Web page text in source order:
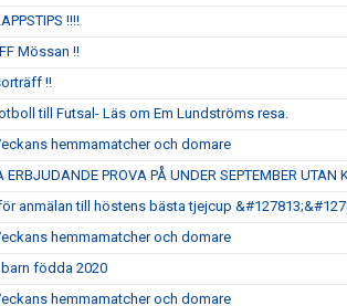
!!!!
Mössan !!
!!
till Futsal- Läs om Em Lundströms resa.
hemmamatcher och domare
ERBJUDANDE PROVA PÅ UNDER SEPTEMBER UTAN
anmälan till höstens bästa tjejcup
hemmamatcher och domare
barn födda 2020
hemmamatcher och domare